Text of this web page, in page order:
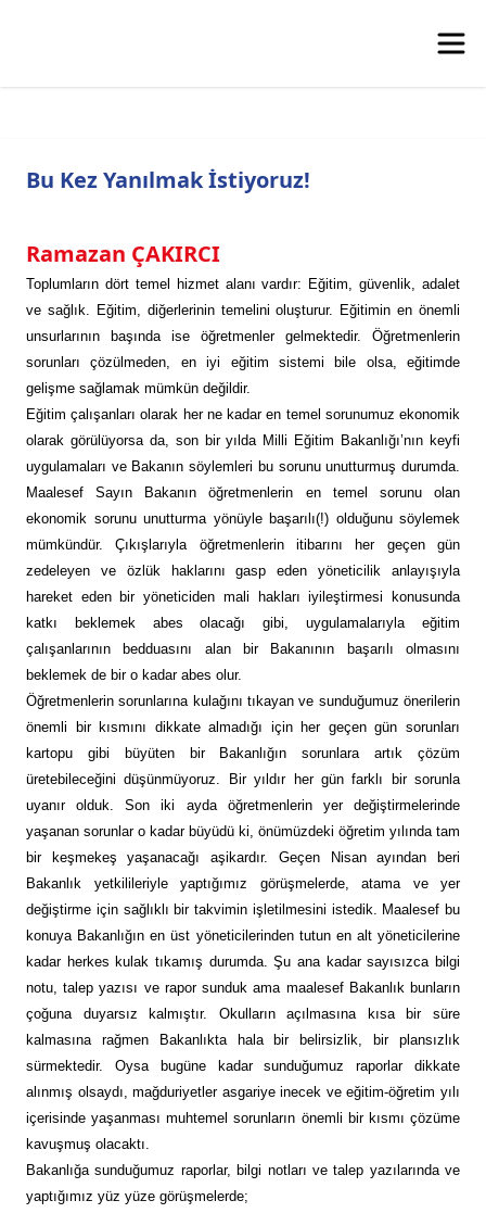
Bu Kez Yanılmak İstiyoruz!
Ramazan ÇAKIRCI
Toplumların dört temel hizmet alanı vardır: Eğitim, güvenlik, adalet
ve sağlık. Eğitim, diğerlerinin temelini oluşturur. Eğitimin en önemli
unsurlarının başında ise öğretmenler gelmektedir. Öğretmenlerin
sorunları çözülmeden, en iyi eğitim sistemi bile olsa, eğitimde
gelişme sağlamak mümkün değildir.
Eğitim çalışanları olarak her ne kadar en temel sorunumuz ekonomik
olarak görülüyorsa da, son bir yılda Milli Eğitim Bakanlığı’nın keyfi
uygulamaları ve Bakanın söylemleri bu sorunu unutturmuş durumda.
Maalesef Sayın Bakanın öğretmenlerin en temel sorunu olan
ekonomik sorunu unutturma yönüyle başarılı(!) olduğunu söylemek
mümkündür. Çıkışlarıyla öğretmenlerin itibarını her geçen gün
zedeleyen ve özlük haklarını gasp eden yöneticilik anlayışıyla
hareket eden bir yöneticiden mali hakları iyileştirmesi konusunda
katkı beklemek abes olacağı gibi, uygulamalarıyla eğitim
çalışanlarının bedduasını alan bir Bakanının başarılı olmasını
beklemek de bir o kadar abes olur.
Öğretmenlerin sorunlarına kulağını tıkayan ve sunduğumuz önerilerin
önemli bir kısmını dikkate almadığı için her geçen gün sorunları
kartopu gibi büyüten bir Bakanlığın sorunlara artık çözüm
üretebileceğini düşünmüyoruz. Bir yıldır her gün farklı bir sorunla
uyanır olduk. Son iki ayda öğretmenlerin yer değiştirmelerinde
yaşanan sorunlar o kadar büyüdü ki, önümüzdeki öğretim yılında tam
bir keşmekeş yaşanacağı aşikardır. Geçen Nisan ayından beri
Bakanlık yetkilileriyle yaptığımız görüşmelerde, atama ve yer
değiştirme için sağlıklı bir takvimin işletilmesini istedik. Maalesef bu
konuya Bakanlığın en üst yöneticilerinden tutun en alt yöneticilerine
kadar herkes kulak tıkamış durumda. Şu ana kadar sayısızca bilgi
notu, talep yazısı ve rapor sunduk ama maalesef Bakanlık bunların
çoğuna duyarsız kalmıştır. Okulların açılmasına kısa bir süre
kalmasına rağmen Bakanlıkta hala bir belirsizlik, bir plansızlık
sürmektedir. Oysa bugüne kadar sunduğumuz raporlar dikkate
alınmış olsaydı, mağduriyetler asgariye inecek ve eğitim-öğretim yılı
içerisinde yaşanması muhtemel sorunların önemli bir kısmı çözüme
kavuşmuş olacaktı.
Bakanlığa sunduğumuz raporlar, bilgi notları ve talep yazılarında ve
yaptığımız yüz yüze görüşmelerde;